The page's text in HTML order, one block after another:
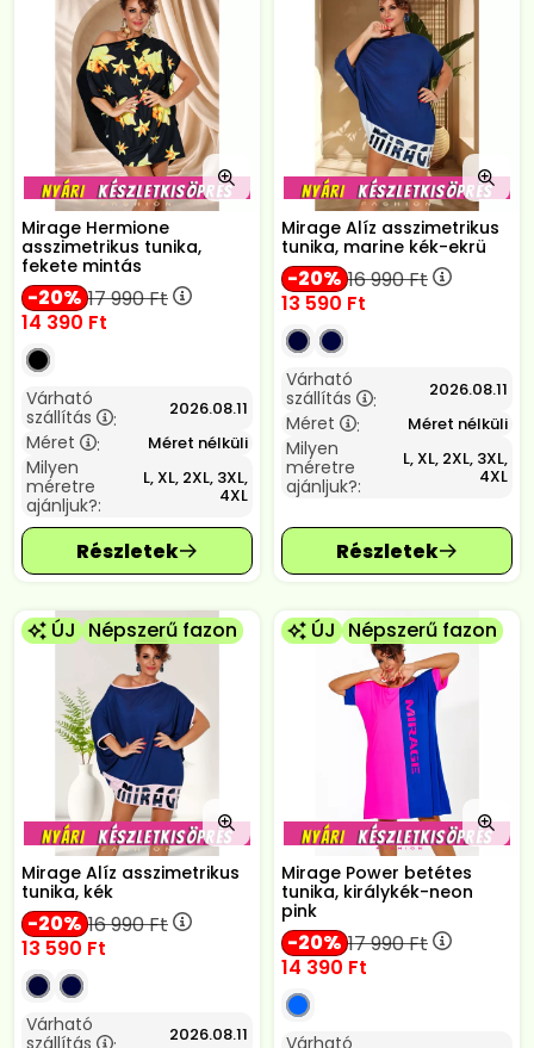
Mirage Hermione
asszimetrikus tunika,
fekete mintás
20 17 990Ft
14 390 Ft
Várható
szállítás
: 2026.08.11
Méret : Méret nélküli
Milyen
méretre
ajánljuk?:
L, XL, 2XL, 3XL,
4XL
Mirage Alíz asszimetrikus
tunika, marine kék-ekrü
20 16 990Ft
13 590 Ft
Várható
szállítás
: 2026.08.11
Méret : Méret nélküli
Milyen
méretre
ajánljuk?:
L, XL, 2XL, 3XL,
4XL
ÚJ Népszerű fazon
Mirage Alíz asszimetrikus
tunika, kék
20 16 990Ft
13 590 Ft
Várható
2026.08.11
ÚJ Népszerű fazon
Mirage Power betétes
tunika, királykék-neon
pink
20 17 990Ft
14 390 Ft